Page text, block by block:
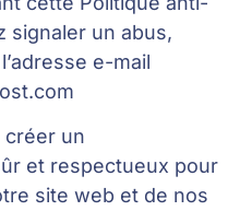
signaler un abus,
e-mail
créer un
et respectueux pour
site web et de nos